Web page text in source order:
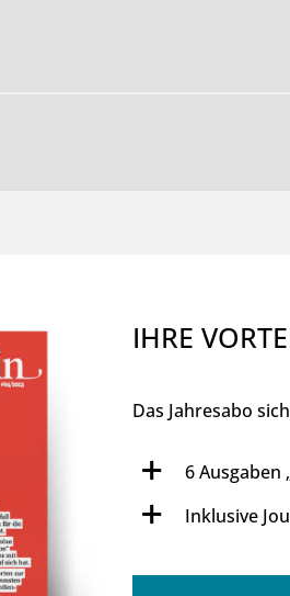
IHRE
Das Jahresabo
6 Ausgaben
Inklusive